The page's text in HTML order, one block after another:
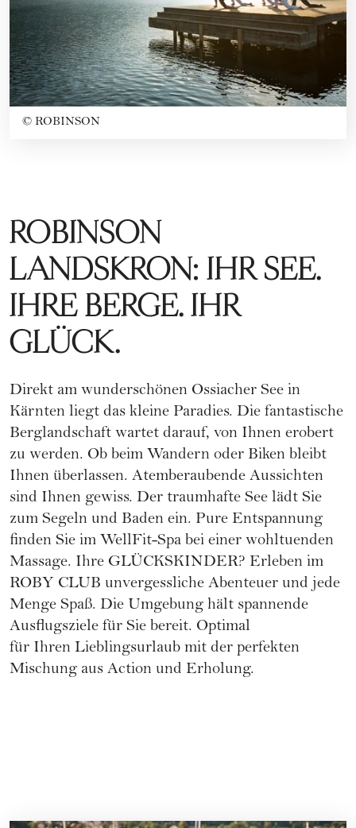
© ROBINSON
ROBINSON
LANDSKRON: IHR SEE.
IHRE BERGE. IHR
GLÜCK.
Direkt am wunderschönen Ossiacher See in
Kärnten liegt das kleine Paradies. Die fantastische
Berglandschaft wartet darauf, von Ihnen erobert
zu werden. Ob beim Wandern oder Biken bleibt
Ihnen überlassen. Atemberaubende Aussichten
sind Ihnen gewiss. Der traumhafte See lädt Sie
zum Segeln und Baden ein. Pure Entspannung
finden Sie im WellFit-Spa bei einer wohltuenden
Massage. Ihre GLÜCKSKINDER? Erleben im
ROBY CLUB unvergessliche Abenteuer und jede
Menge Spaß. Die Umgebung hält spannende
Ausflugsziele für Sie bereit. Optimal
für Ihren Lieblingsurlaub mit der perfekten
Mischung aus Action und Erholung.